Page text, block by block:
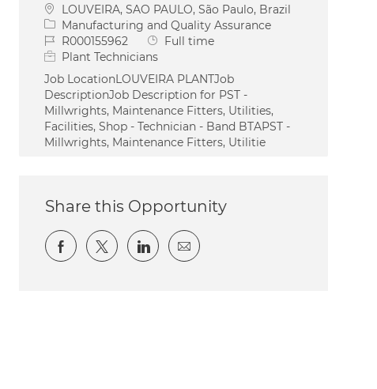
Location
LOUVEIRA, SAO PAULO, São Paulo, Brazil
Category
Manufacturing and Quality Assurance
Job IdR000155962 Job Type
Full time
Plant Technicians
Job LocationLOUVEIRA PLANTJob
DescriptionJob Description for PST -
Millwrights, Maintenance Fitters, Utilities,
Facilities, Shop - Technician - Band BTAPST -
Millwrights, Maintenance Fitters, Utilitie
Share this Opportunity
Share via Facebook
Share via twitter
Share via LinkedIn
Share via email